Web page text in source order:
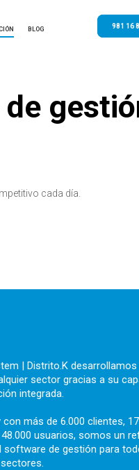
BLOG 981 16
cada día.
| Distrito.K desarrollamos
sector gracias a su
integrada.
con más de 6.000 clientes,
usuarios, somos un
software de gestión para